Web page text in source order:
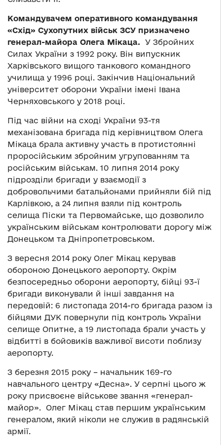
Командувачем оперативного командування
«Схід» Сухопутних військ ЗСУ призначено
генерал-майора Олега Мікаца. У Збройних
Силах України з 1992 року. Він випускник
Харківського вищого танкового командного
училища у 1996 році. Закінчив Національний
університет оборони України імені Івана
Черняховського у 2018 році.
Під час війни на сході України 93-тя
механізована бригада під керівництвом Олега
Мікаца брала активну участь в протистоянні
проросійським збройним угрупованням та
російським військам. 10 липня 2014 року
підрозділи бригади у взаємодії з
добровольчими батальйонами прийняли бій під
Карлівкою, а 24 липня взяли під контроль
селища Піски та Первомайське, що дозволило
українським військам контролювати дорогу між
Донецьком та Дніпропетровськом.
З вересня 2014 року Олег Мікац керував
обороною Донецького аеропорту. Окрім
безпосередньо оборони аеропорту, бійці 93-ї
бригади виконували й інші завдання на
передовій: 6 листопада 2014-го бригада разом із
бійцями ДУК повернули під контроль України
селище Опитне, а 19 листопада брали участь у
відбитті в бойовиків важливої висоти поблизу
аеропорту.
З березня 2015 року – начальник 169-го
навчального центру «Десна». У серпні цього ж
року присвоєне військове звання «генерал-
майор». Олег Мікац став першим українським
генералом, який ніколи не служив в радянській
армії.